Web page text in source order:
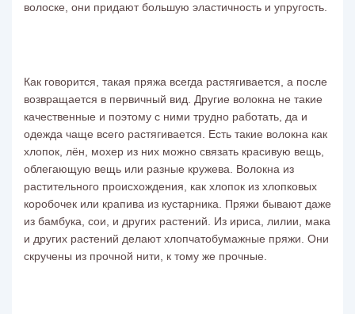
волоске, они придают большую эластичность и упругость.
Как говорится, такая пряжа всегда растягивается, а после
возвращается в первичный вид. Другие волокна не такие
качественные и поэтому с ними трудно работать, да и
одежда чаще всего растягивается. Есть такие волокна как
хлопок, лён, мохер из них можно связать красивую вещь,
облегающую вещь или разные кружева. Волокна из
растительного происхождения, как хлопок из хлопковых
коробочек или крапива из кустарника. Пряжи бывают даже
из бамбука, сои, и других растений. Из ириса, лилии, мака
и других растений делают хлопчатобумажные пряжи. Они
скручены из прочной нити, к тому же прочные.